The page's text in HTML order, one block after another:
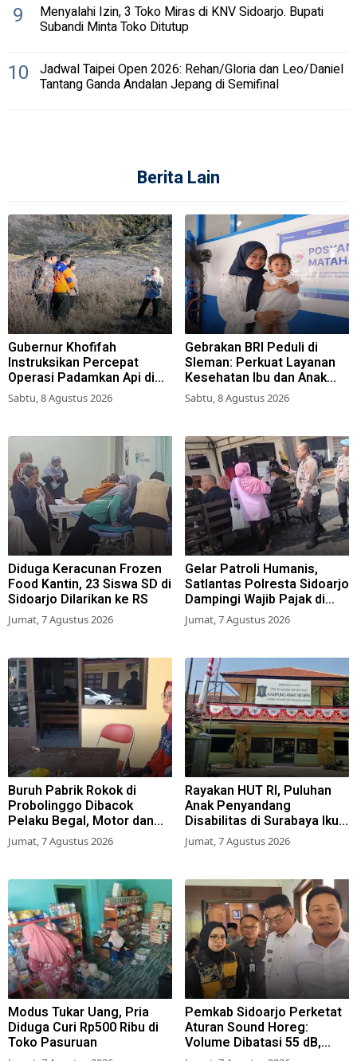
9 Menyalahi Izin, 3 Toko Miras di KNV Sidoarjo. Bupati
Subandi Minta Toko Ditutup
10 Jadwal Taipei Open 2026: Rehan/Gloria dan Leo/Daniel
Tantang Ganda Andalan Jepang di Semifinal
Berita Lain
Gubernur Khofifah
Instruksikan Percepat
Operasi Padamkan Api di
Wisata Bromo
Sabtu, 8 Agustus 2026
Gebrakan BRI Peduli di
Sleman: Perkuat Layanan
Kesehatan Ibu dan Anak
Lewat Program Desa
Brilian 1000 HPK
Sabtu, 8 Agustus 2026
Diduga Keracunan Frozen
Food Kantin, 23 Siswa SD di
Sidoarjo Dilarikan ke RS
Jumat, 7 Agustus 2026
Gelar Patroli Humanis,
Satlantas Polresta Sidoarjo
Dampingi Wajib Pajak di
Samsat
Jumat, 7 Agustus 2026
Buruh Pabrik Rokok di
Probolinggo Dibacok
Pelaku Begal, Motor dan
Tas Amblas
Jumat, 7 Agustus 2026
Rayakan HUT RI, Puluhan
Anak Penyandang
Disabilitas di Surabaya Ikuti
Beragam Lomba
Jumat, 7 Agustus 2026
Modus Tukar Uang, Pria
Diduga Curi Rp500 Ribu di
Toko Pasuruan
Pemkab Sidoarjo Perketat
Aturan Sound Horeg:
Volume Dibatasi 55 dB,